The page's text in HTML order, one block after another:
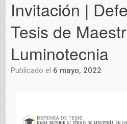
Invitación |
Tesis de
Luminotecnia
Publicado el 6 mayo, 2022